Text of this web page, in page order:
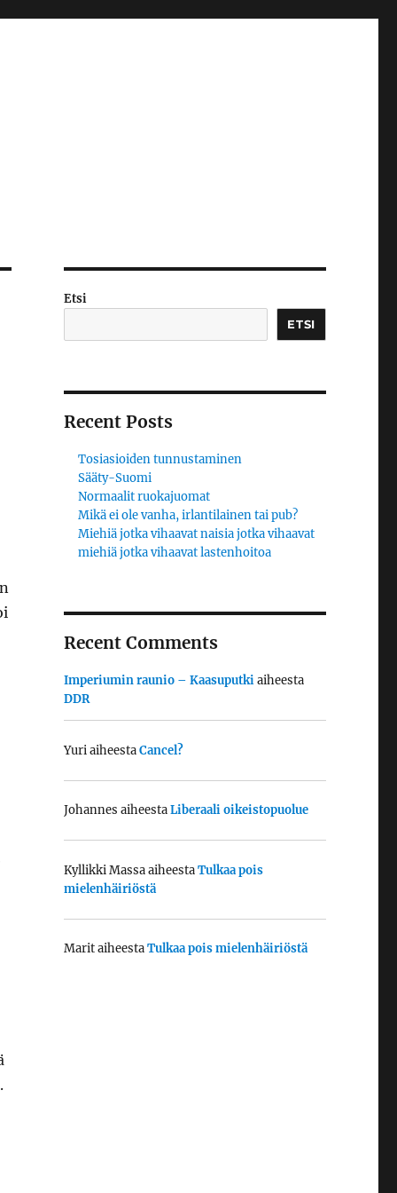
Etsi
ETSI
Recent Posts
Tosiasioiden tunnustaminen
Sääty-Suomi
Normaalit ruokajuomat
Mikä ei ole vanha, irlantilainen tai pub?
Miehiä jotka vihaavat naisia jotka vihaavat
miehiä jotka vihaavat lastenhoitoa
Recent Comments
Imperiumin raunio – Kaasuputkiaiheesta
DDR
YuriaiheestaCancel?
Johannes aiheestaLiberaali oikeistopuolue
Kyllikki MassaaiheestaTulkaa pois
mielenhäiriöstä
MaritaiheestaTulkaa pois mielenhäiriöstä